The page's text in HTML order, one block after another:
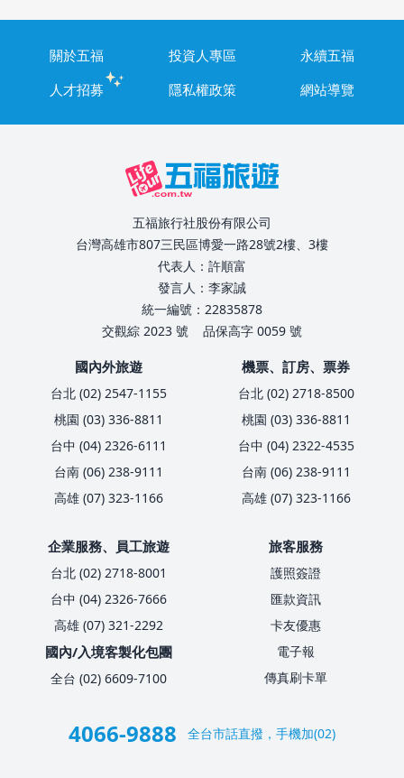
關於五福 投資人專區
永續五福
人才招募
隱私權政策 網站導覽
五福旅行社股份有限公司
台灣高雄市807三民區博愛一路28號2樓、3樓
代表人：許順富
發言人：李家誠
統一編號：22835878
交觀綜 2023 號
品保高字 0059 號
國內外旅遊
台北 (02) 2547-1155
桃園 (03) 336-8811
台中 (04) 2326-6111
台南 (06) 238-9111
高雄 (07) 323-1166
機票、訂房、票券
台北 (02) 2718-8500
桃園 (03) 336-8811
台中 (04) 2322-4535
台南 (06) 238-9111
高雄 (07) 323-1166
企業服務、員工旅遊
台北 (02) 2718-8001
台中 (04) 2326-7666
高雄 (07) 321-2292
國內/入境客製化包團
全台 (02) 6609-7100
旅客服務
護照簽證
匯款資訊
卡友優惠
電子報
傳真刷卡單
4066-9888 全台市話直撥，手機加(02)